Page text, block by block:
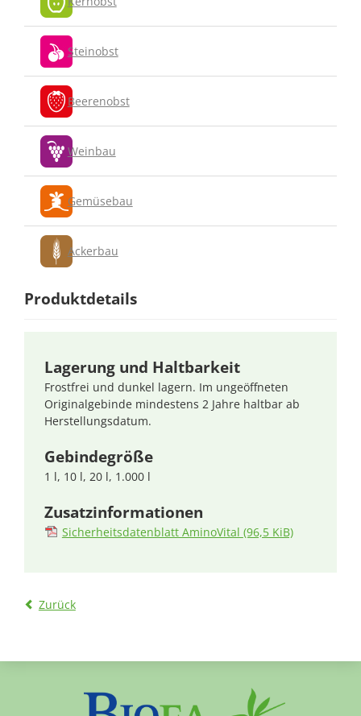
Steinobst
Beerenobst
Weinbau
Gemüsebau
Ackerbau
Produktdetails
Lagerung und Haltbarkeit
Frostfrei und dunkel lagern. Im ungeöffneten
Originalgebinde mindestens 2 Jahre haltbar ab
Herstellungsdatum.
Gebindegröße
1 l, 10 l, 20 l, 1.000 l
Zusatzinformationen
Sicherheitsdatenblatt AminoVital (96,5 KiB)
Zurück